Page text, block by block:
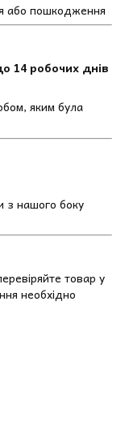
або пошкодження
14 робочих днів
яким була
з нашого боку
товар у
необхідно